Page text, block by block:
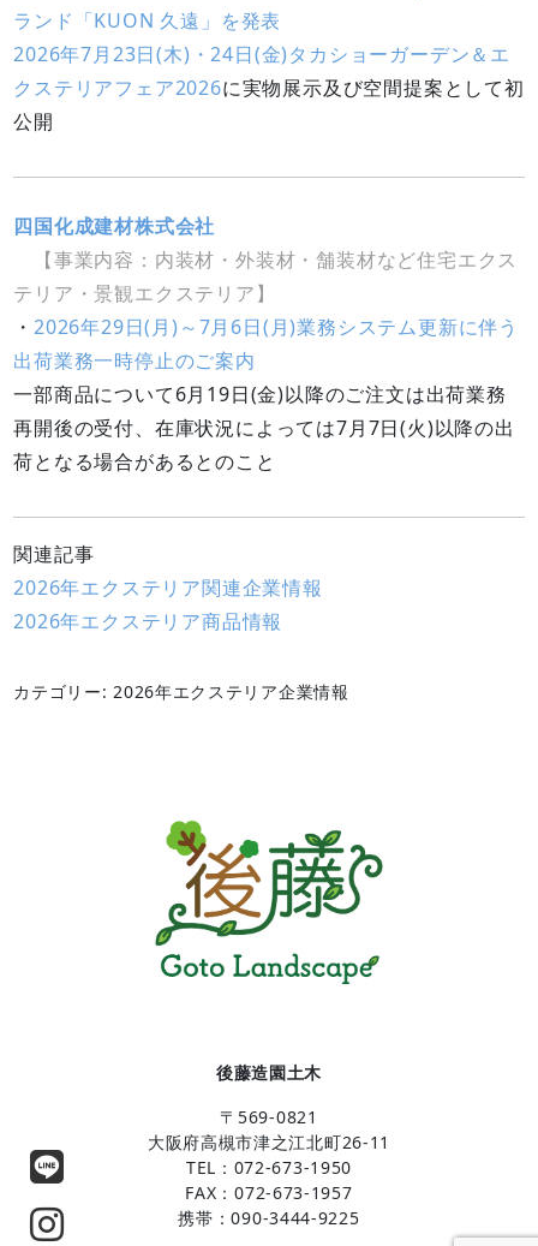
ランド「KUON 久遠」を発表
2026年7月23日(木)・24日(金)タカショーガーデン＆エ
クステリアフェア2026に実物展示及び空間提案として初
公開
四国化成建材株式会社
【事業内容：内装材・外装材・舗装材など住宅エクス
テリア・景観エクステリア】
・2026年29日(月)～7月6日(月)業務システム更新に伴う
出荷業務一時停止のご案内
一部商品について6月19日(金)以降のご注文は出荷業務
再開後の受付、在庫状況によっては7月7日(火)以降の出
荷となる場合があるとのこと
関連記事
2026年エクステリア関連企業情報
2026年エクステリア商品情報
カテゴリー: 2026年エクステリア企業情報
後藤造園土木
〒569-0821
大阪府高槻市津之江北町26-11
TEL：072-673-1950
FAX：072-673-1957
携帯：090-3444-9225